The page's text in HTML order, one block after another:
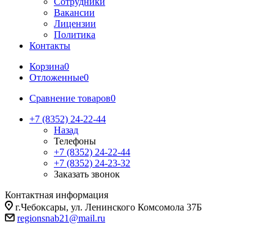
Вакансии
Лицензии
Политика
Контакты
Корзина0
Отложенные0
Сравнение товаров0
+7 (8352) 24-22-44
Назад
Телефоны
+7 (8352) 24-22-44
+7 (8352) 24-23-32
Заказать звонок
Контактная информация
г.Чебоксары, ул. Ленинского Комсомола 37Б
regionsnab21@mail.ru